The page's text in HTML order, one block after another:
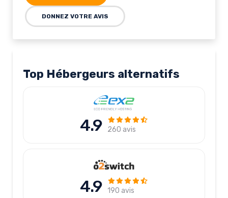
DONNEZ VOTRE AVIS
Top Hébergeurs alternatifs
4.9 260 avis
4.9 190 avis